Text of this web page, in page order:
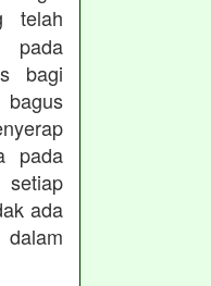
telah
pada
bagi
pada
setiap
ada